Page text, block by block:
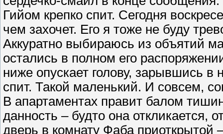
Гийом крепко спит. Сегодня
чем захочет. Его я тоже не буду
Аккуратно выбираюсь из объятий
остались в полном его
ниже опускает голову, зарывшись в
спит. Такой маленький. И совсем,
В апартаментах правит балом
данность – будто она откликается,
дверь в комнату Фаба приоткрытой